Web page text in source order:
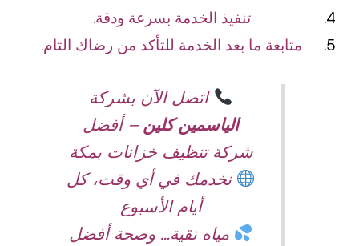
تنفيذ الخدمة بسرعة ودقة.
متابعة ما بعد الخدمة للتأكد من رضاك التام.
اتصل الآن بشركة
الياسمين كلين – أفضل
شركة تنظيف خزانات بمكة
نخدمك في أي وقت، كل
أيام الأسبوع
مياه نقية… وصحة أفضل